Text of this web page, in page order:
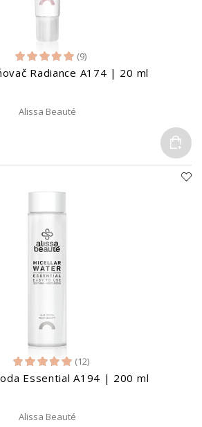
(9)
Radiance A174 | 20 ml
Alissa Beauté
(12)
Essential A194 | 200 ml
Alissa Beauté